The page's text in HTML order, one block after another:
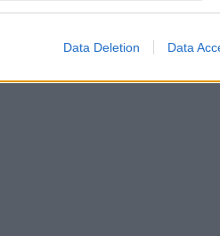
Data Deletion Data
a matek, és a történelem